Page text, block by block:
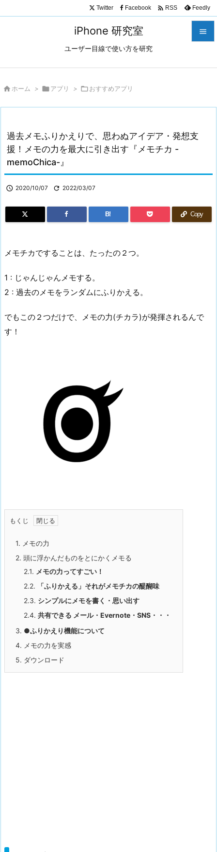
iPhone 研究室
ユーザー目線で使い方を研究

次へ
Twitter Facebook  RSS Feedly
 ホーム > アプリ > おすすめアプリ
過去メモふりかえりで、思わぬアイデア・発想支
援！メモの力を最大に引き出す『メモチカ -
memoChica-』
 2020/10/07  2022/03/07
B! Copy
メモチカですることは、たったの２つ。
1 : じゃんじゃんメモする。
2 : 過去のメモをランダムにふりかえる。
でもこの２つだけで、メモの力(チカラ)が発揮されるんで
す！
もくじ
1. メモの力
2. 頭に浮かんだものをとにかくメモる
2.1. メモの力ってすごい！
2.2.
「ふりかえる」それがメモチカの醍醐味
2.3. シンプルにメモを書く・思い出す
2.4. 共有できる メール・Evernote・SNS・・・
3. ●ふりかえり機能について
4. メモの力を実感
5. ダウンロード